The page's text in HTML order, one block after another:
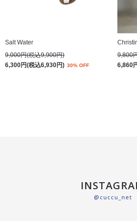
Salt Water
9,000円(税込9,900円)
6,300円(税込6,930円) 30% OFF
9,800
6,860
@cuccu_net